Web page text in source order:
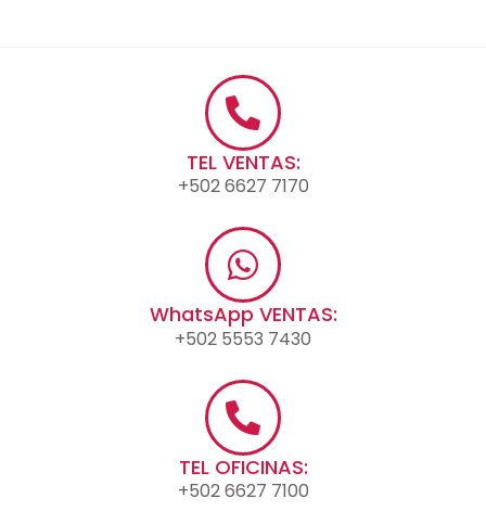
TEL VENTAS:
+502 6627 7170
WhatsApp VENTAS:
+502 5553 7430
TEL OFICINAS:
+502 6627 7100